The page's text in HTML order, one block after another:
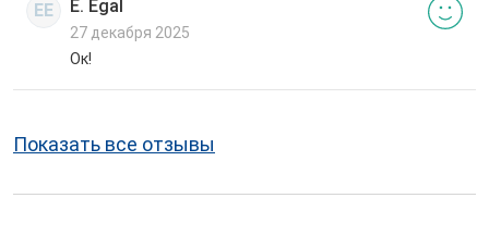
EE E. Egal
27 декабря 2025
Ок!
Показать все отзывы